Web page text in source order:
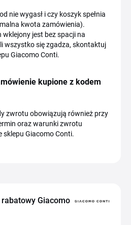
nie wygasł i czy koszyk spełnia
kwota zamówienia).
wklejony jest bez spacji na
wszystko się zgadza, skontaktuj
Giacomo Conti.
kupione z kodem
zwrotu obowiązują również przy
oraz warunki zwrotu
sklepu Giacomo Conti.
Giacomo